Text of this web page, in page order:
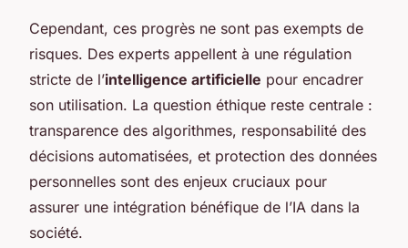
Cependant, ces progrès ne sont pas exempts de
risques. Des experts appellent à une régulation
stricte de l’intelligence artificielle pour encadrer
son utilisation. La question éthique reste centrale :
transparence des algorithmes, responsabilité des
décisions automatisées, et protection des données
personnelles sont des enjeux cruciaux pour
assurer une intégration bénéfique de l’IA dans la
société.